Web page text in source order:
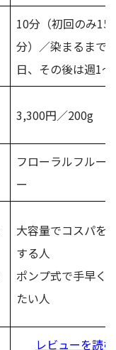
10分（初回のみ15
分）／染まるまで
日、その後は週1
3,300円／200g
フローラルフルー
ー
大容量でコスパを
する人
ポンプ式で手早く
たい人
レビューを読む